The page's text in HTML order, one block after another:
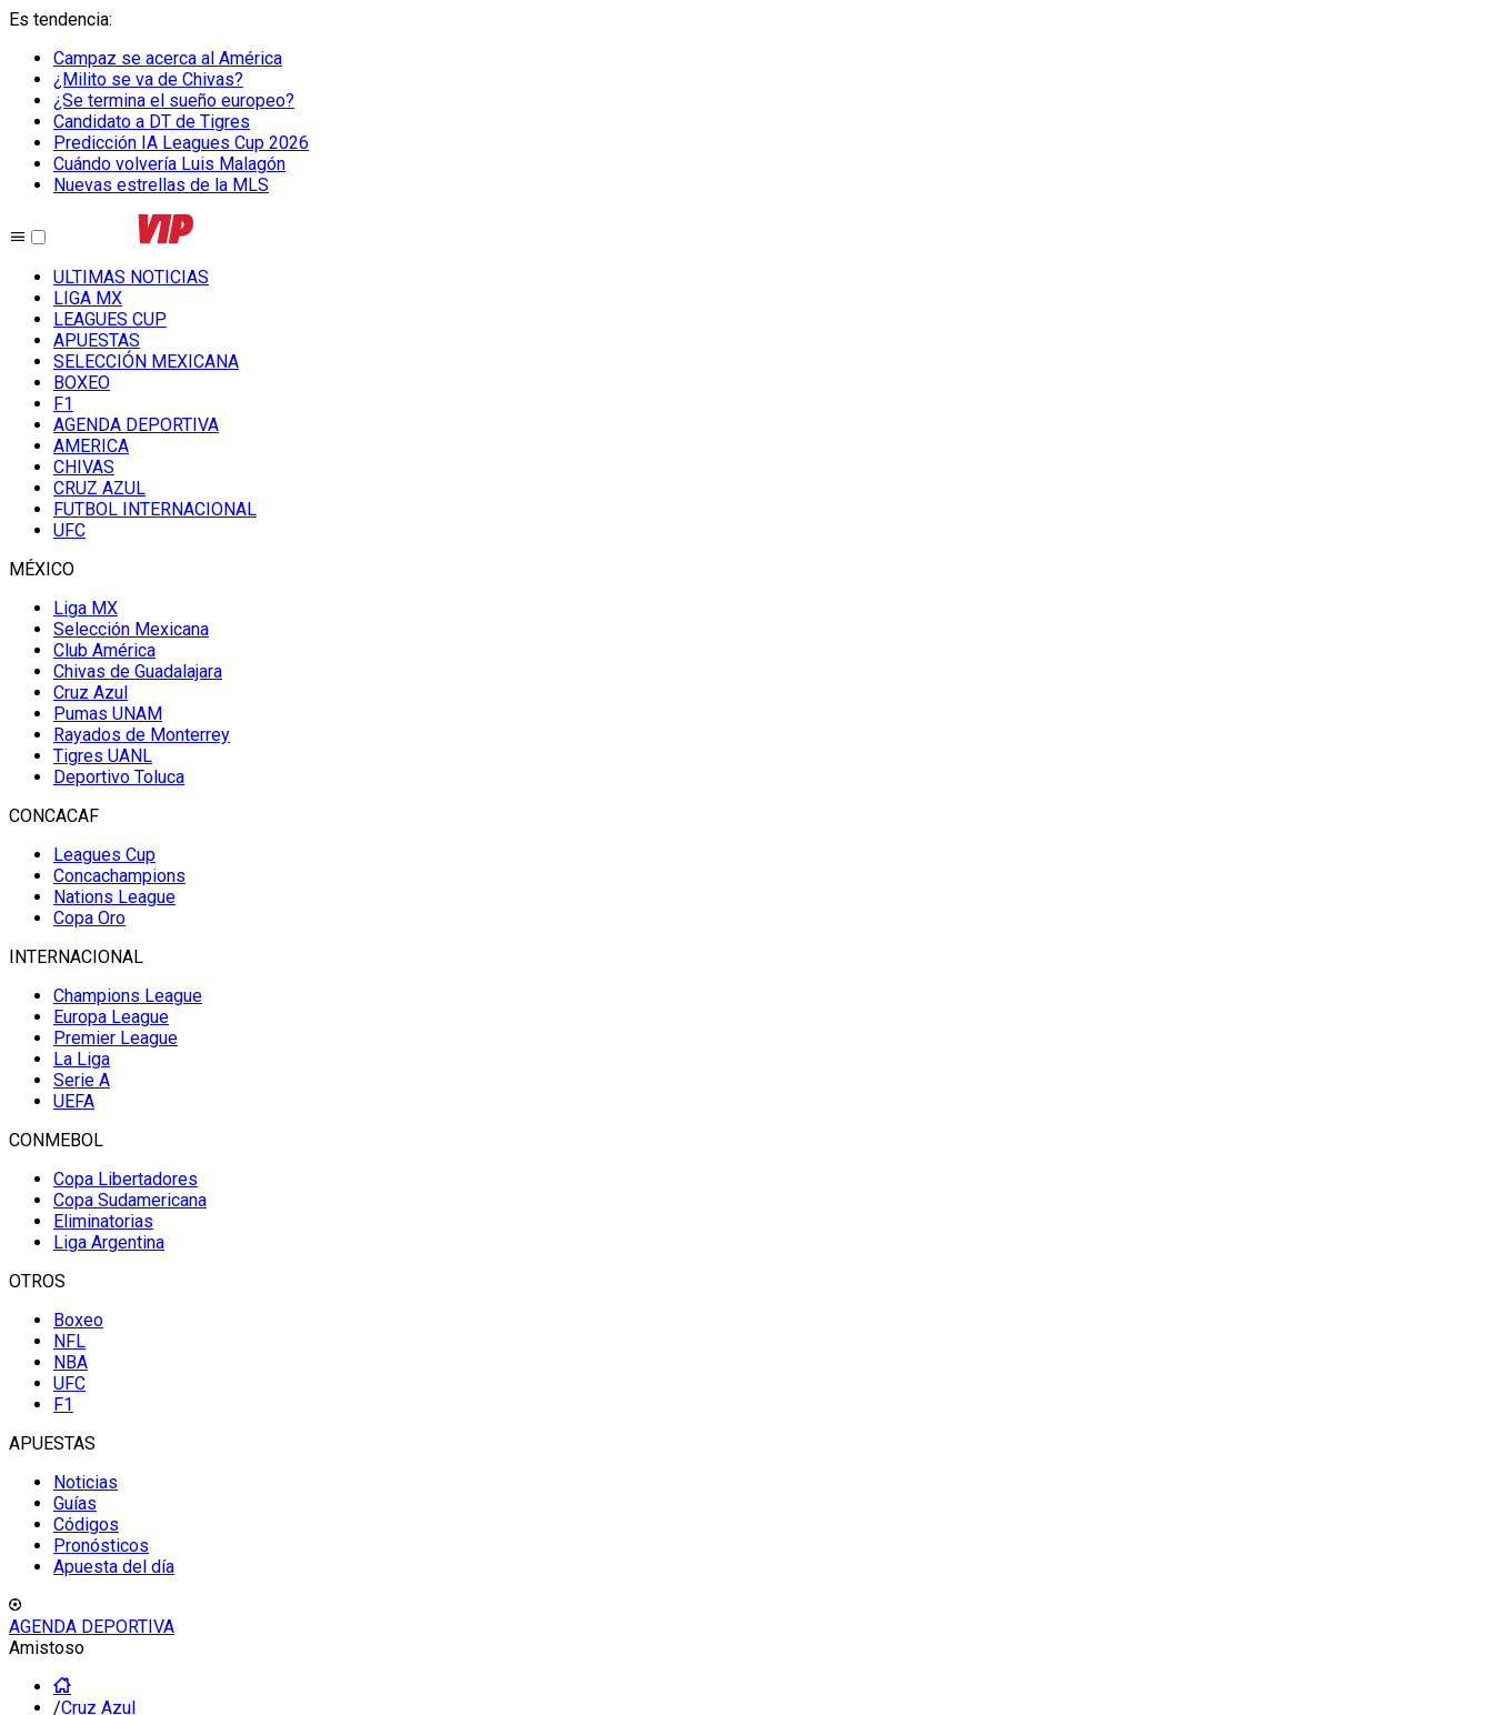
Es tendencia:
Campaz se acerca al América
¿Milito se va de Chivas?
¿Se termina el sueño europeo?
Candidato a DT de Tigres
Predicción IA Leagues Cup 2026
Cuándo volvería Luis Malagón
Nuevas estrellas de la MLS
ULTIMAS NOTICIAS
LIGA MX
LEAGUES CUP
APUESTAS
SELECCIÓN MEXICANA
BOXEO
F1
AGENDA DEPORTIVA
AMERICA
CHIVAS
CRUZ AZUL
FUTBOL INTERNACIONAL
UFC
MÉXICO
Liga MX
Selección Mexicana
Club América
Chivas de Guadalajara
Cruz Azul
Pumas UNAM
Rayados de Monterrey
Tigres UANL
Deportivo Toluca
CONCACAF
Leagues Cup
Concachampions
Nations League
Copa Oro
INTERNACIONAL
Champions League
Europa League
Premier League
La Liga
Serie A
UEFA
CONMEBOL
Copa Libertadores
Copa Sudamericana
Eliminatorias
Liga Argentina
OTROS
Boxeo
NFL
NBA
UFC
F1
APUESTAS
Noticias
Guías
Códigos
Pronósticos
Apuesta del día
AGENDA DEPORTIVA
Amistoso
/Cruz Azul